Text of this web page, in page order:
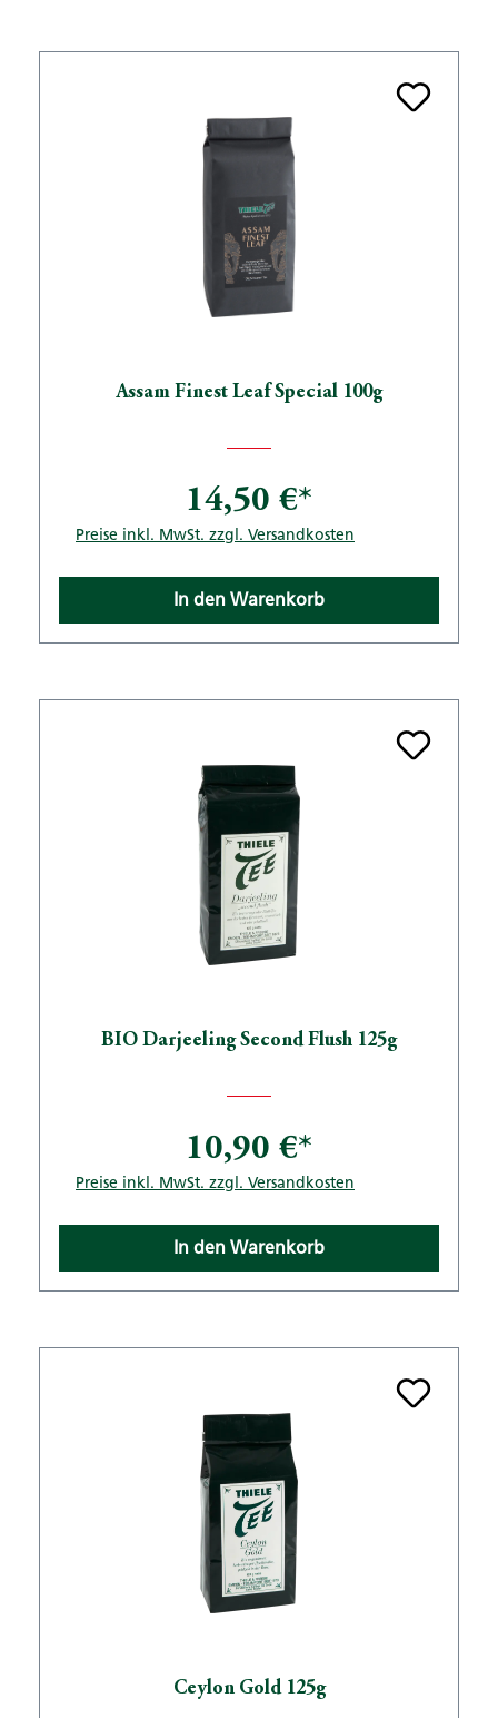
Assam Finest Leaf Special 100g
14,50 €*
Preise inkl. MwSt. zzgl. Versandkosten
In den Warenkorb
BIO Darjeeling Second Flush 125g
10,90 €*
Preise inkl. MwSt. zzgl. Versandkosten
In den Warenkorb
Ceylon Gold 125g